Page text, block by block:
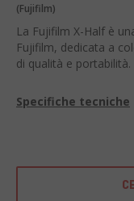
(Fujifilm)
La Fujifilm X-Half è
Fujifilm, dedicata a
di qualità e
performante.
preciso. Offre anche
creative per
Specifiche tecniche